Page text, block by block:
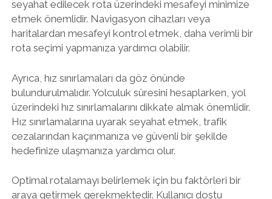
seyahat edilecek rota üzerindeki mesafeyi minimize
etmek önemlidir. Navigasyon cihazları veya
haritalardan mesafeyi kontrol etmek, daha verimli bir
rota seçimi yapmanıza yardımcı olabilir.
Ayrıca, hız sınırlamaları da göz önünde
bulundurulmalıdır. Yolculuk süresini hesaplarken, yol
üzerindeki hız sınırlamalarını dikkate almak önemlidir.
Hız sınırlamalarına uyarak seyahat etmek, trafik
cezalarından kaçınmanıza ve güvenli bir şekilde
hedefinize ulaşmanıza yardımcı olur.
Optimal rotalamayı belirlemek için bu faktörleri bir
araya getirmek gerekmektedir. Kullanıcı dostu